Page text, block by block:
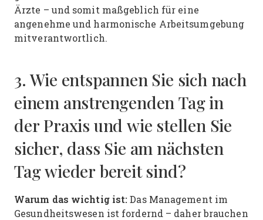
Ärzte – und somit maßgeblich für eine
angenehme und harmonische Arbeitsumgebung
mitverantwortlich.
3. Wie entspannen Sie sich nach
einem anstrengenden Tag in
der Praxis und wie stellen Sie
sicher, dass Sie am nächsten
Tag wieder bereit sind?
Warum das wichtig ist:Das Management im
Gesundheitswesen ist fordernd – daher brauchen